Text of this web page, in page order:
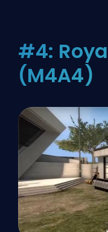
#4:
(M4A4)